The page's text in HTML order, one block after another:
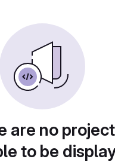
are no
to be